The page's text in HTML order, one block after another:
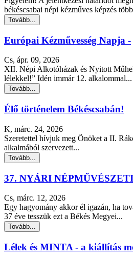
békéscsabai népi kézműves képzés
Tovább...
Európai Kézművesség Napja -
Cs, ápr. 09, 2026
XII. Népi Alkotóházak és Nyitott
lélekkel!” Idén immár 12. alkalommal...
Tovább...
Élő történelem Békéscsabán!
K, márc. 24, 2026
Szeretettel hívjuk meg Önöket a II.
alkalmából szervezett...
Tovább...
37. NYÁRI
Cs, márc. 12, 2026
Egy hagyomány akkor él igazán, ha
37 éve tesszük ezt a Békés Megyei...
Tovább...
Lélek és MINTA - a kiállítás